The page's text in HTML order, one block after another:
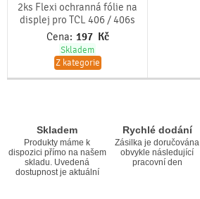
2ks Flexi ochranná fólie na
displej pro TCL 406 / 406s
Cena: 197 Kč
Skladem
Z kategorie
Skladem
Produkty máme k
dispozici přímo na našem
skladu. Uvedená
dostupnost je aktuální
Rychlé dodání
Zásilka je doručována
obvykle následující
pracovní den